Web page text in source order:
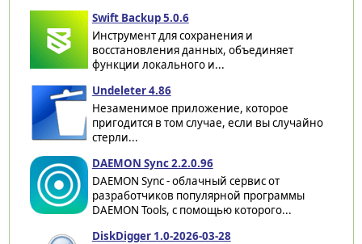
Swift Backup 5.0.6
Инструмент для сохранения и
восстановления данных, объединяет
функции локального и...
Undeleter 4.86
Незаменимое приложение, которое
пригодится в том случае, если вы случайно
стерли...
DAEMON Sync 2.2.0.96
DAEMON Sync - облачный сервис от
разработчиков популярной программы
DAEMON Tools, с помощью которого...
DiskDigger 1.0-2026-03-28